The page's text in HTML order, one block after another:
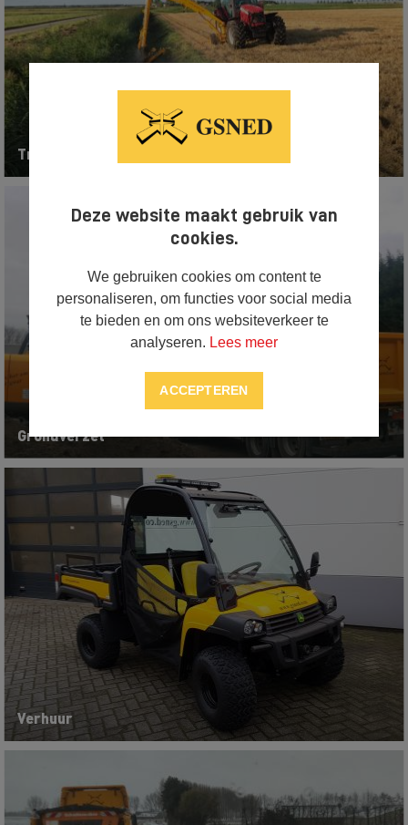
Deze website maakt gebruik van
cookies.
We gebruiken cookies om content te
personaliseren, om functies voor social media
te bieden en om ons websiteverkeer te
analyseren. Lees meer
ACCEPTEREN
Tractoren, maai- en snoeimachines
Grondverzet
Verhuur